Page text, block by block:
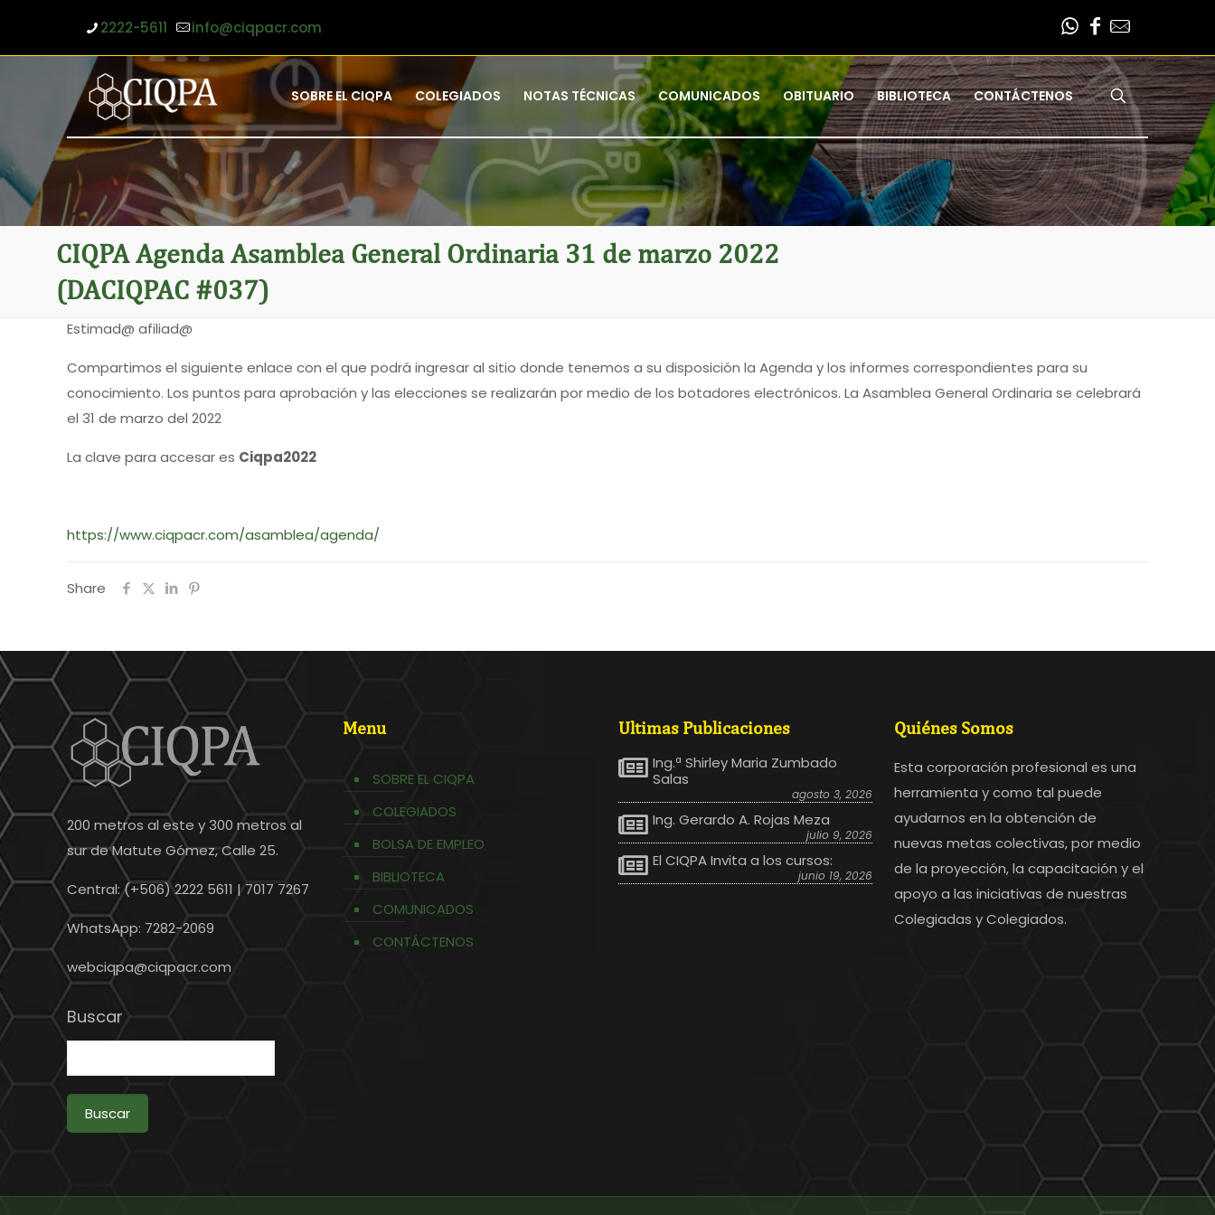
2222-5611 info@ciqpacr.com
SOBRE EL CIQPA COLEGIADOS NOTAS TÉCNICAS COMUNICADOS OBITUARIO BIBLIOTECA CONTÁCTENOS
CIQPA Agenda Asamblea General Ordinaria 31 de marzo 2022
(DACIQPAC #037)
Estimad@ afiliad@
Compartimos el siguiente enlace con el que podrá ingresar al sitio donde tenemos a su disposición la Agenda y los informes correspondientes para su
conocimiento. Los puntos para aprobación y las elecciones se realizarán por medio de los botadores electrónicos. La Asamblea General Ordinaria se celebrará
el 31 de marzo del 2022
La clave para accesar es Ciqpa2022
https://www.ciqpacr.com/asamblea/agenda/
Share
200 metros al este y 300 metros al
sur de Matute Gómez, Calle 25.
Central: (+506) 2222 5611 | 7017 7267
WhatsApp: 7282-2069
webciqpa@ciqpacr.com
Buscar
Buscar
Menu
SOBRE EL CIQPA
COLEGIADOS
BOLSA DE EMPLEO
BIBLIOTECA
COMUNICADOS
CONTÁCTENOS
Ultimas Publicaciones
Ing.ª Shirley Maria Zumbado
Salas
agosto 3, 2026
Ing. Gerardo A. Rojas Meza
julio 9, 2026
El CIQPA Invita a los cursos:
junio 19, 2026
Quiénes Somos
Esta corporación profesional es una
herramienta y como tal puede
ayudarnos en la obtención de
nuevas metas colectivas, por medio
de la proyección, la capacitación y el
apoyo a las iniciativas de nuestras
Colegiadas y Colegiados.